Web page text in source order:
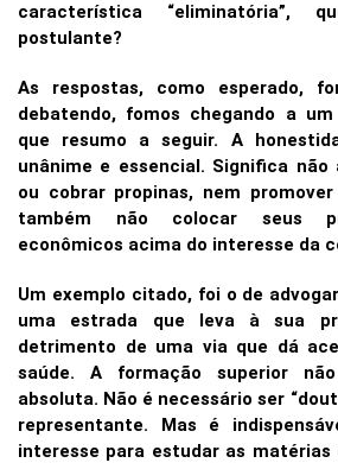
característica “eliminatória”,
postulante?
As respostas, como esperado,
debatendo, fomos chegando a
que resumo a seguir. A
unânime e essencial. Significa não
ou cobrar propinas, nem promover
também não colocar seus
econômicos acima do interesse da
Um exemplo citado, foi o de
uma estrada que leva à sua
detrimento de uma via que dá
saúde. A formação superior
absoluta. Não é necessário ser
representante. Mas é
interesse para estudar as matérias